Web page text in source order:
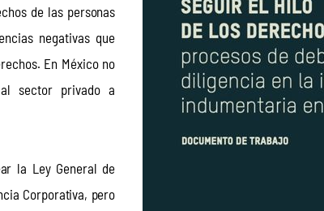
de las personas
negativas que
En México no
sector privado a
la Ley General de
Corporativa, pero